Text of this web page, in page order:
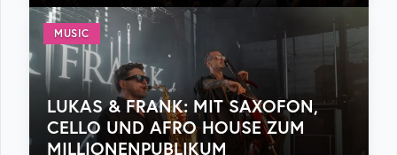
MUSIC
LUKAS & FRANK: MIT SAXOFON,
CELLO UND AFRO HOUSE ZUM
MILLIONENPUBLIKUM